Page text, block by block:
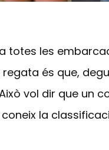
totes les
és que,
vol dir que un
la